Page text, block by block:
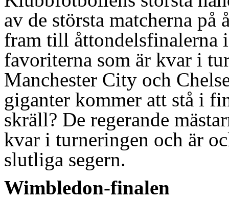
av de största matcherna
fram till åttondelsfinalerna
favoriterna som är kvar i
Manchester City och
giganter kommer att stå i
skräll? De regerande
kvar i turneringen och är
slutliga segern.
Wimbledon-finalen